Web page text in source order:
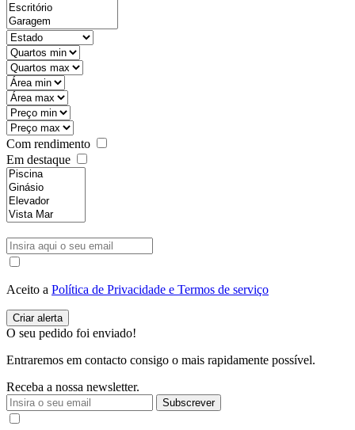
Com rendimento
Em destaque
Aceito a Política de Privacidade e Termos de serviço
O seu pedido foi enviado!
Entraremos em contacto consigo o mais rapidamente possível.
Receba a nossa newsletter.
Subscrever